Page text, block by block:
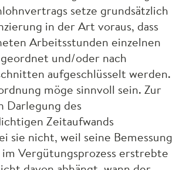
setze grundsätzlich
in der Art voraus, dass
Arbeitsstunden einzelnen
und/oder nach
aufgeschlüsselt werden.
möge sinnvoll sein. Zur
Darlegung des
Zeitaufwands
sie nicht, weil seine Bemessung
Vergütungsprozess erstrebte